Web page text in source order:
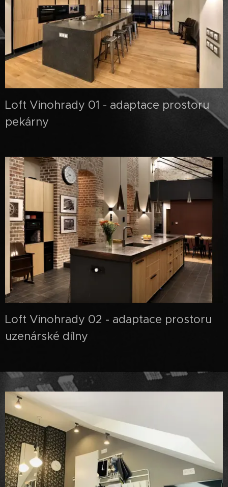
Loft Vinohrady 01 - adaptace prostoru
pekárny
Loft Vinohrady 02 - adaptace prostoru
uzenárské dílny